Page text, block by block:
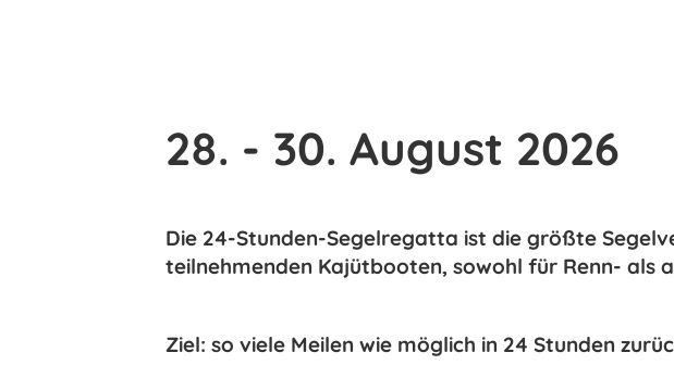
28. - 30. August 2026
Die 24-Stunden-Segelregatta ist die größte
teilnehmenden Kajütbooten, sowohl für Renn- als
Ziel: so viele Meilen wie möglich in 24 Stunden